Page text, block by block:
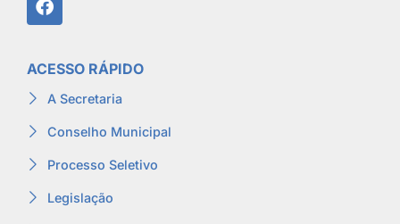
ACESSO RÁPIDO
A Secretaria
Conselho Municipal
Processo Seletivo
Legislação